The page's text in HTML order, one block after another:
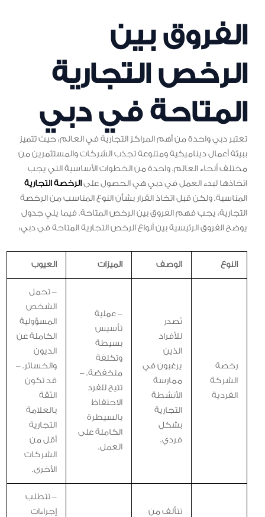
الفروق بين
الرخص التجارية
المتاحة في دبي
تعتبر دبي واحدة من أهم المراكز التجارية في العالم، حيث تتميز
ببيئة أعمال ديناميكية ومتنوعة تجذب الشركات والمستثمرين من
مختلف أنحاء العالم. واحدة من الخطوات الأساسية التي يجب
اتخاذها لبدء العمل في دبي هي الحصول على الرخصة التجارية
المناسبة. ولكن قبل اتخاذ القرار بشأن النوع المناسب من الرخصة
التجارية، يجب فهم الفروق بين الرخص المتاحة. فيما يلي جدول
يوضح الفروق الرئيسية بين أنواع الرخص التجارية المتاحة في دبي:
النوع الوصف الميزات العيوب
رخصة
الشركة
الفردية
تُصدر
للأفراد
الذين
يرغبون في
ممارسة
الأنشطة
التجارية
بشكل
فردي.
– عملية
تأسيس
بسيطة
وتكلفة
منخفضة. –
تتيح للفرد
الاحتفاظ
بالسيطرة
الكاملة على
العمل.
– تحمل
الشخص
المسؤولية
الكاملة عن
الديون
والخسائر. –
قد تكون
الثقة
بالعلامة
التجارية
أقل من
الشركات
الأخرى.
تتألف من
– تتطلب
إجراءات